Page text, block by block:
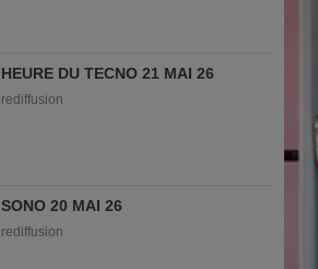
HEURE DU TECNO 21 MAI 26
rediffusion
SONO 20 MAI 26
rediffusion